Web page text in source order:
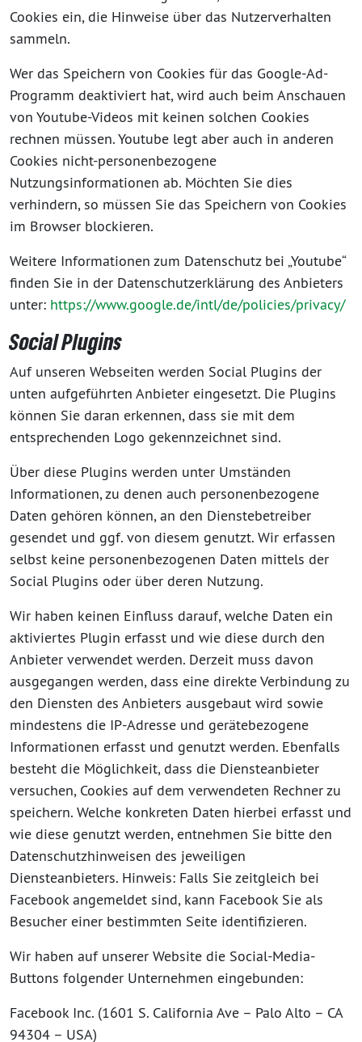
Cookies ein, die Hinweise über das Nutzerverhalten
sammeln.
Wer das Speichern von Cookies für das Google-Ad-
Programm deaktiviert hat, wird auch beim Anschauen
von Youtube-Videos mit keinen solchen Cookies
rechnen müssen. Youtube legt aber auch in anderen
Cookies nicht-personenbezogene
Nutzungsinformationen ab. Möchten Sie dies
verhindern, so müssen Sie das Speichern von Cookies
im Browser blockieren.
Weitere Informationen zum Datenschutz bei „Youtube“
finden Sie in der Datenschutzerklärung des Anbieters
unter: https://www.google.de/intl/de/policies/privacy/
Social Plugins
Auf unseren Webseiten werden Social Plugins der
unten aufgeführten Anbieter eingesetzt. Die Plugins
können Sie daran erkennen, dass sie mit dem
entsprechenden Logo gekennzeichnet sind.
Über diese Plugins werden unter Umständen
Informationen, zu denen auch personenbezogene
Daten gehören können, an den Dienstebetreiber
gesendet und ggf. von diesem genutzt. Wir erfassen
selbst keine personenbezogenen Daten mittels der
Social Plugins oder über deren Nutzung.
Wir haben keinen Einfluss darauf, welche Daten ein
aktiviertes Plugin erfasst und wie diese durch den
Anbieter verwendet werden. Derzeit muss davon
ausgegangen werden, dass eine direkte Verbindung zu
den Diensten des Anbieters ausgebaut wird sowie
mindestens die IP-Adresse und gerätebezogene
Informationen erfasst und genutzt werden. Ebenfalls
besteht die Möglichkeit, dass die Diensteanbieter
versuchen, Cookies auf dem verwendeten Rechner zu
speichern. Welche konkreten Daten hierbei erfasst und
wie diese genutzt werden, entnehmen Sie bitte den
Datenschutzhinweisen des jeweiligen
Diensteanbieters. Hinweis: Falls Sie zeitgleich bei
Facebook angemeldet sind, kann Facebook Sie als
Besucher einer bestimmten Seite identifizieren.
Wir haben auf unserer Website die Social-Media-
Buttons folgender Unternehmen eingebunden:
Facebook Inc. (1601 S. California Ave – Palo Alto – CA
94304 – USA)